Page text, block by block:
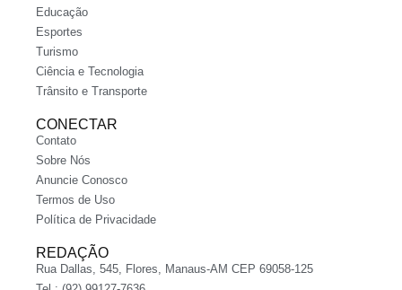
Educação
Esportes
Turismo
Ciência e Tecnologia
Trânsito e Transporte
CONECTAR
Contato
Sobre Nós
Anuncie Conosco
Termos de Uso
Política de Privacidade
REDAÇÃO
Rua Dallas, 545, Flores, Manaus-AM CEP 69058-125